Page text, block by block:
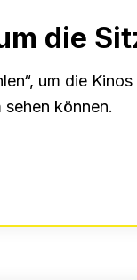
die
um die Kinos
können.